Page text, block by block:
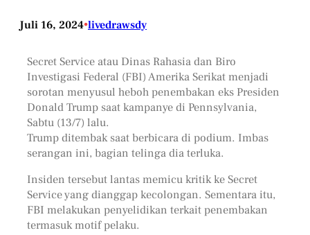
Juli 16, 2024•livedrawsdy
Secret Service atau Dinas Rahasia dan Biro
Investigasi Federal (FBI) Amerika Serikat menjadi
sorotan menyusul heboh penembakan eks Presiden
Donald Trump saat kampanye di Pennsylvania,
Sabtu (13/7) lalu.
Trump ditembak saat berbicara di podium. Imbas
serangan ini, bagian telinga dia terluka.
Insiden tersebut lantas memicu kritik ke Secret
Service yang dianggap kecolongan. Sementara itu,
FBI melakukan penyelidikan terkait penembakan
termasuk motif pelaku.